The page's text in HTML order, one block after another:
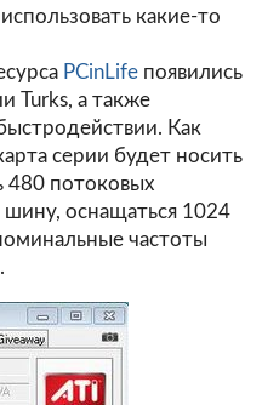
какие-то
PCinLife появились
Turks, а также
Как
серии будет носить
480 потоковых
оснащаться 1024
частоты